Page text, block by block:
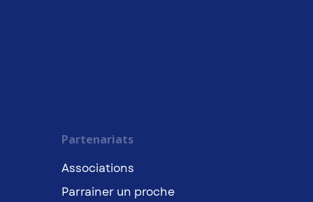
Partenariats
Associations
Parrainer un proche